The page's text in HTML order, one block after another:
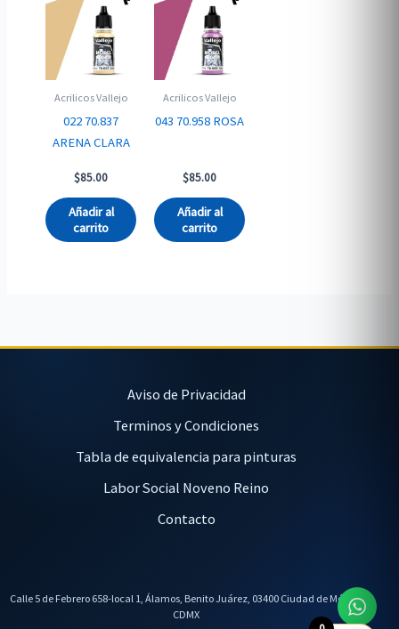
Acrilicos Vallejo
022 70.837
ARENA CLARA
$85.00
Añadir al
carrito
Acrilicos Vallejo
043 70.958 ROSA
$85.00
Añadir al
carrito
Aviso de Privacidad
Terminos y Condiciones
Tabla de equivalencia para pinturas
Labor Social Noveno Reino
Contacto
Calle 5 de Febrero 658-local 1, Álamos, Benito Juárez, 03400 Ciudad de México,
CDMX